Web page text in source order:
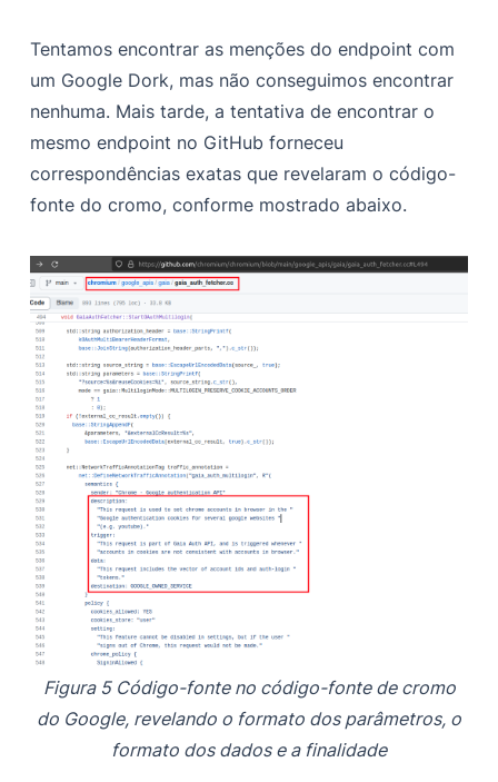
Tentamos encontrar as menções do endpoint com
um Google Dork, mas não conseguimos encontrar
nenhuma. Mais tarde, a tentativa de encontrar o
mesmo endpoint no GitHub forneceu
correspondências exatas que revelaram o código-
fonte do cromo, conforme mostrado abaixo.
Figura 5 Código-fonte no código-fonte de cromo
do Google, revelando o formato dos parâmetros, o
formato dos dados e a finalidade